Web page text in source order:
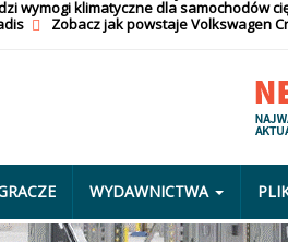
wymogi klimatyczne dla samochodów
Zobacz jak powstaje Volkswagen
WYDAWNICTWA